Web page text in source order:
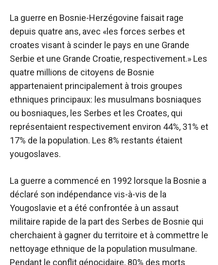
La guerre en Bosnie-Herzégovine faisait rage
depuis quatre ans, avec «les forces serbes et
croates visant à scinder le pays en une Grande
Serbie et une Grande Croatie, respectivement.» Les
quatre millions de citoyens de Bosnie
appartenaient principalement à trois groupes
ethniques principaux: les musulmans bosniaques
ou bosniaques, les Serbes et les Croates, qui
représentaient respectivement environ 44%, 31% et
17% de la population. Les 8% restants étaient
yougoslaves.
La guerre a commencé en 1992 lorsque la Bosnie a
déclaré son indépendance vis-à-vis de la
Yougoslavie et a été confrontée à un assaut
militaire rapide de la part des Serbes de Bosnie qui
cherchaient à gagner du territoire et à commettre le
nettoyage ethnique de la population musulmane.
Pendant le conflit génocidaire, 80% des morts